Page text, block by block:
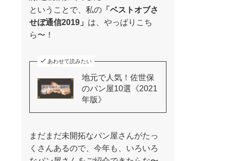
ということで、私の 「ベストオブさ
せぼ通信2019」 は、やっぱりこち
ら〜！
あわせて読みたい
地元で人気！佐世保
のパン屋10選《2021
年版》
まだまだ未開拓なパン屋さんがたっ
くさんあるので、今年も、いろいろ